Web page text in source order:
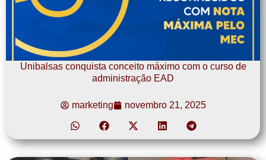
Unibalsas conquista conceito máximo com o curso de
administração EAD
marketing novembro 21, 2025